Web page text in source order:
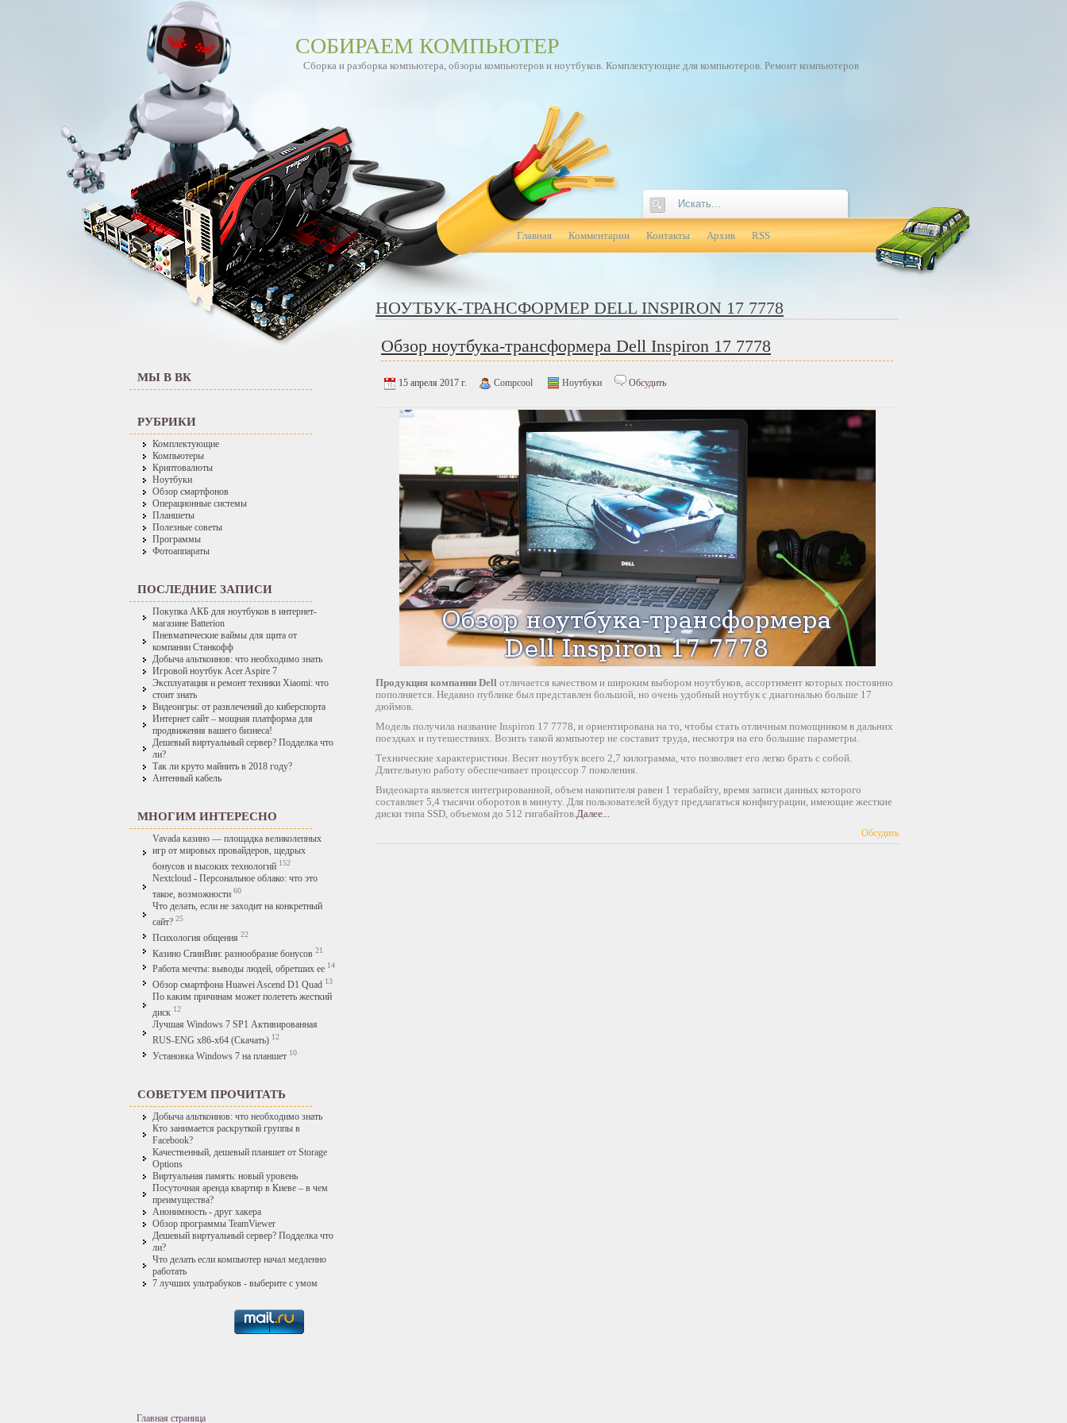
СОБИРАЕМ КОМПЬЮТЕР
Сборка и разборка компьютера, обзоры компьютеров и ноутбуков. Комплектующие для компьютеров. Ремонт компьютеров
Главная Комментарии Контакты Архив RSS
МЫ В ВК
РУБРИКИ
Комплектующие
Компьютеры
Криптовалюты
Ноутбуки
Обзор смартфонов
Операционные системы
Планшеты
Полезные советы
Программы
Фотоаппараты
ПОСЛЕДНИЕ ЗАПИСИ
Покупка АКБ для ноутбуков в интернет-
магазине Batterion
Пневматические ваймы для щита от
компании Станкофф
Добыча альткоинов: что необходимо знать
Игровой ноутбук Acer Aspire 7
Эксплуатация и ремонт техники Xiaomi: что
стоит знать
Видеоигры: от развлечений до киберспорта
Интернет сайт – мощная платформа для
продвижения вашего бизнеса!
Дешевый виртуальный сервер? Подделка что
ли?
Так ли круто майнить в 2018 году?
Антенный кабель
МНОГИМ ИНТЕРЕСНО
Vavada казино — площадка великолепных
игр от мировых провайдеров, щедрых
бонусов и высоких технологий 152
Nextcloud - Персональное облако: что это
такое, возможности 60
Что делать, если не заходит на конкретный
сайт? 25
Психология общения 22
Казино СпинВин: разнообразие бонусов 21
Работа мечты: выводы людей, обретших ее 14
Обзор смартфона Huawei Ascend D1 Quad 13
По каким причинам может полететь жесткий
диск 12
Лучшая Windows 7 SP1 Активированная
RUS-ENG x86-x64 (Скачать) 12
Установка Windows 7 на планшет 10
СОВЕТУЕМ ПРОЧИТАТЬ
Добыча альткоинов: что необходимо знать
Кто занимается раскруткой группы в
Facebook?
Качественный, дешевый планшет от Storage
Options
Виртуальная память: новый уровень
Посуточная аренда квартир в Киеве – в чем
преимущества?
Анонимность - друг хакера
Обзор программы TeamViewer
Дешевый виртуальный сервер? Подделка что
ли?
Что делать если компьютер начал медленно
работать
7 лучших ультрабуков - выберите с умом
НОУТБУК-ТРАНСФОРМЕР DELL INSPIRON 17 7778
Обзор ноутбука-трансформера Dell Inspiron 17 7778
15 апреля 2017 г. Compcool Ноутбуки Обсудить
Продукция компании Dell отличается качеством и широким выбором ноутбуков, ассортимент которых постоянно
пополняется. Недавно публике был представлен большой, но очень удобный ноутбук с диагональю больше 17
дюймов.
Модель получила название Inspiron 17 7778, и ориентирована на то, чтобы стать отличным помощником в дальних
поездках и путешествиях. Возить такой компьютер не составит труда, несмотря на его большие параметры.
Технические характеристики. Весит ноутбук всего 2,7 килограмма, что позволяет его легко брать с собой.
Длительную работу обеспечивает процессор 7 поколения.
Видеокарта является интегрированной, объем накопителя равен 1 терабайту, время записи данных которого
составляет 5,4 тысячи оборотов в минуту. Для пользователей будут предлагаться конфигурации, имеющие жесткие
диски типа SSD, объемом до 512 гигабайтов.Далее...
Обсудить
Главная страница